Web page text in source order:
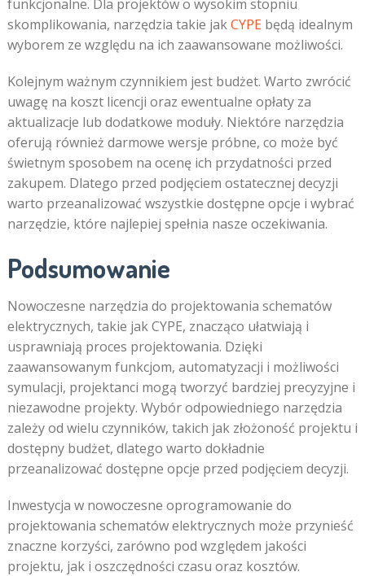
funkcjonalne. Dla projektów o wysokim stopniu
skomplikowania, narzędzia takie jakCYPEbędą idealnym
wyborem ze względu na ich zaawansowane możliwości.
Kolejnym ważnym czynnikiem jest budżet. Warto zwrócić
uwagę na koszt licencji oraz ewentualne opłaty za
aktualizacje lub dodatkowe moduły. Niektóre narzędzia
oferują również darmowe wersje próbne, co może być
świetnym sposobem na ocenę ich przydatności przed
zakupem. Dlatego przed podjęciem ostatecznej decyzji
warto przeanalizować wszystkie dostępne opcje i wybrać
narzędzie, które najlepiej spełnia nasze oczekiwania.
Podsumowanie
Nowoczesne narzędzia do projektowania schematów
elektrycznych, takie jak CYPE, znacząco ułatwiają i
usprawniają proces projektowania. Dzięki
zaawansowanym funkcjom, automatyzacji i możliwości
symulacji, projektanci mogą tworzyć bardziej precyzyjne i
niezawodne projekty. Wybór odpowiedniego narzędzia
zależy od wielu czynników, takich jak złożoność projektu i
dostępny budżet, dlatego warto dokładnie
przeanalizować dostępne opcje przed podjęciem decyzji.
Inwestycja w nowoczesne oprogramowanie do
projektowania schematów elektrycznych może przynieść
znaczne korzyści, zarówno pod względem jakości
projektu, jak i oszczędności czasu oraz kosztów.